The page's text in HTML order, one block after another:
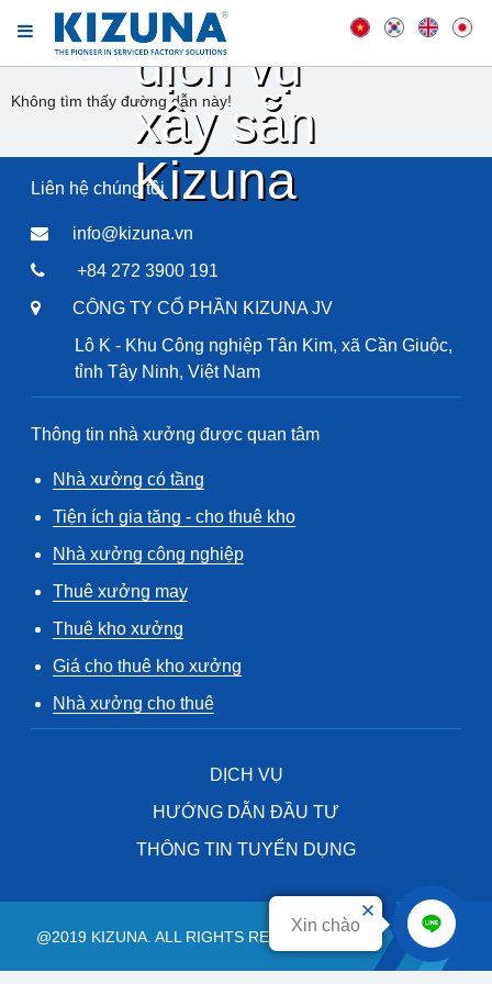
Xin chào
dịch vụ
xây sẵn
Kizuna
Không tìm thấy đường dẫn này!
Liên hệ chúng tôi
info@kizuna.vn
+84 272 3900 191
CÔNG TY CỔ PHẦN KIZUNA JV
Lô K - Khu Công nghiệp Tân Kim, xã Cần Giuộc,
tỉnh Tây Ninh, Việt Nam
Thông tin nhà xưởng được quan tâm
Nhà xưởng có tầng
Tiện ích gia tăng - cho thuê kho
Nhà xưởng công nghiệp
Thuê xưởng may
Thuê kho xưởng
Giá cho thuê kho xưởng
Nhà xưởng cho thuê
DỊCH VỤ
HƯỚNG DẪN ĐẦU TƯ
THÔNG TIN TUYỂN DỤNG
@2019 KIZUNA. ALL RIGHTS RESERVED